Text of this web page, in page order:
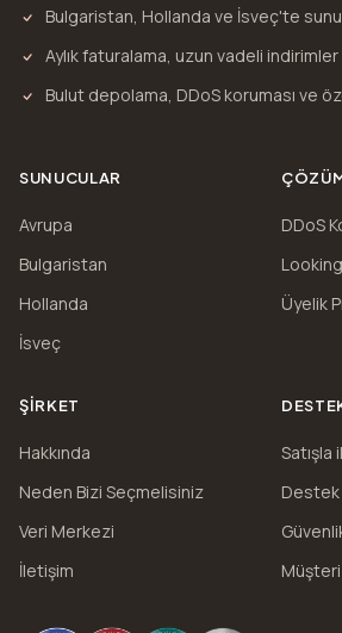
Bulgaristan, Hollanda ve İsveç'te
Aylık faturalama, uzun vadeli
Bulut depolama, DDoS koruması ve
SUNUCULAR
Avrupa
Bulgaristan
Hollanda
İsveç
DDoS
Üyelik
ŞIRKET
Hakkında
Neden Bizi Seçmelisiniz
Veri Merkezi
İletişim
Destek